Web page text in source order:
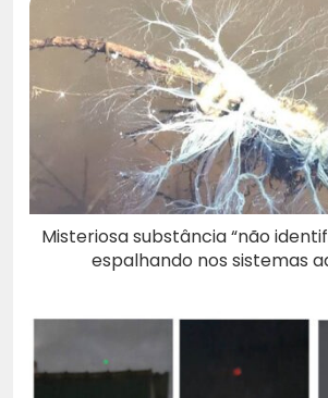
Misteriosa substância “não
espalhando nos sistemas